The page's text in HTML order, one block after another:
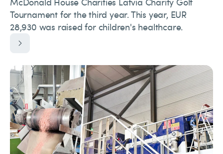
Tournament for the third year. This year, EUR
28,930 was raised for children's healthcare.